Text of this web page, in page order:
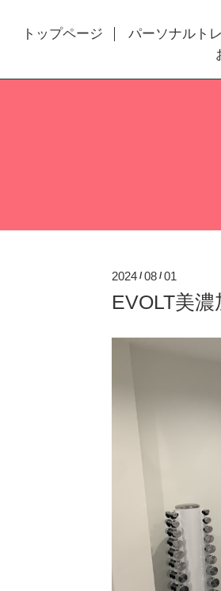
トップページ パーソナルト
2024 /08 /01
EVOLT美